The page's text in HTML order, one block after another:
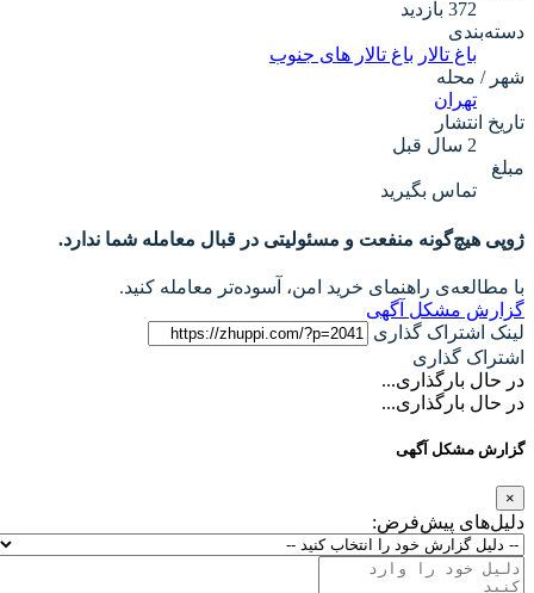
372 بازدید
دسته‌بندی
باغ تالار باغ تالار های جنوب
شهر / محله
تهران
تاریخ انتشار
2 سال قبل
مبلغ
تماس بگیرید
ژوپی هیچ‌گونه منفعت و مسئولیتی در قبال معامله شما ندارد.
با مطالعه‌ی راهنمای خرید امن، آسوده‌تر معامله کنید.
گزارش مشکل آگهی
لینک اشتراک گذاری
اشتراک گذاری
در حال بارگذاری...
در حال بارگذاری...
گزارش مشکل آگهی
×
دلیل‌های پیش‌فرض: